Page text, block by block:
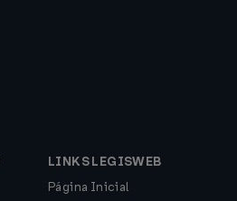
LINKS LEGISWEB
Página Inicial